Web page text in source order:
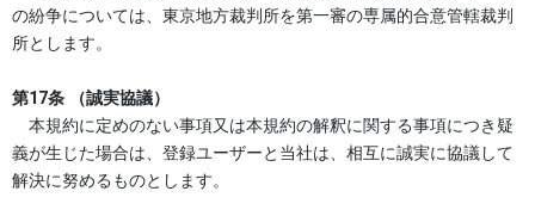
の紛争については、東京地方裁判所を第一審の専属的合意管轄裁判
所とします。
第17条 （誠実協議）
本規約に定めのない事項又は本規約の解釈に関する事項につき疑
義が生じた場合は、登録ユーザーと当社は、相互に誠実に協議して
解決に努めるものとします。